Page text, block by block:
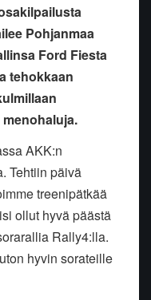
Pohjanmaa
Ford Fiesta
tehokkaan
AKK:n
Tehtiin päivä
treenipätkää
ollut hyvä päästä
Rally4:lla.
hyvin sorateille